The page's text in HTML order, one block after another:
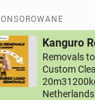
Kanguro
Removals
Custom
Netherlands